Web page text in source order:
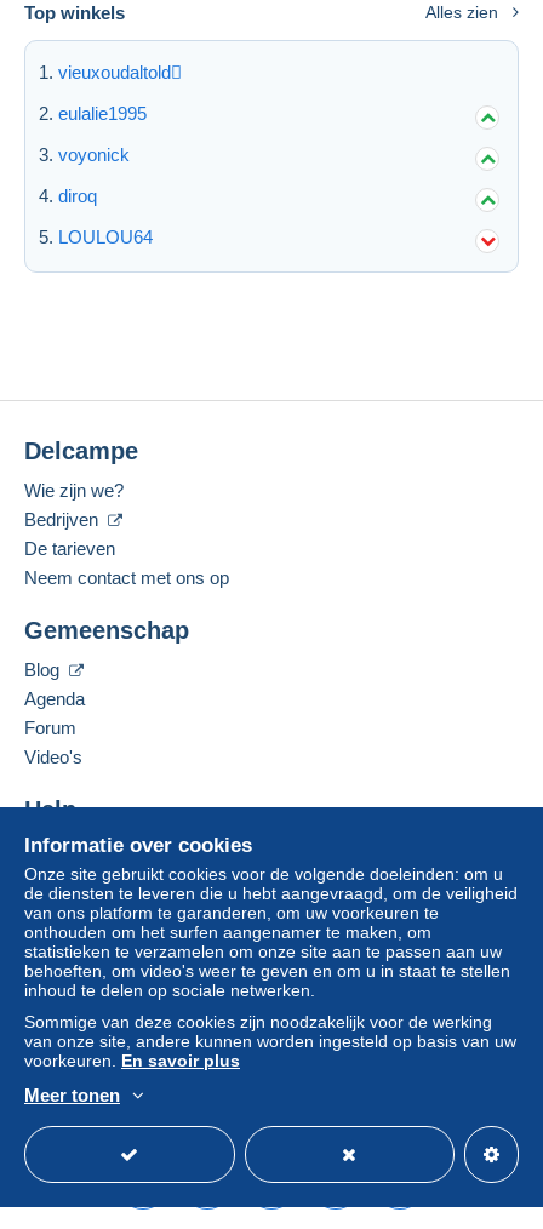
Top winkels Alles zien
vieuxoudaltold
eulalie1995
voyonick
diroq
LOULOU64
Informatie over cookies
Onze site gebruikt cookies voor de volgende doeleinden: om u
de diensten te leveren die u hebt aangevraagd, om de veiligheid
van ons platform te garanderen, om uw voorkeuren te
onthouden om het surfen aangenamer te maken, om
statistieken te verzamelen om onze site aan te passen aan uw
behoeften, om video's weer te geven en om u in staat te stellen
inhoud te delen op sociale netwerken.
Sommige van deze cookies zijn noodzakelijk voor de werking
van onze site, andere kunnen worden ingesteld op basis van uw
voorkeuren. En savoir plus
Meer tonen
Delcampe
Wie zijn we?
Bedrijven
De tarieven
Neem contact met ons op
Gemeenschap
Blog
Agenda
Forum
Video's
Help
Hulpcentrum
Kopen op Delcampe
Verkopen op Delcampe
Een beveiligde website